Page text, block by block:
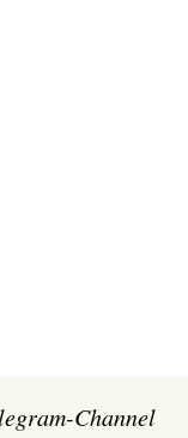
Channel